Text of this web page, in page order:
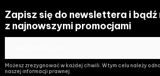
Zapisz się do newslettera i bądź
z najnowszymi promocjami
Możesz zrezygnować w każdej chwili. W tym celu należy
naszej informacji prawnej.